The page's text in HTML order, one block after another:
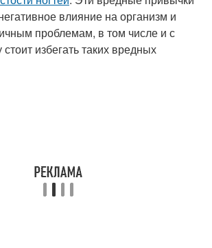
влияние на организм и
проблемам, в том числе и с
избегать таких вредных